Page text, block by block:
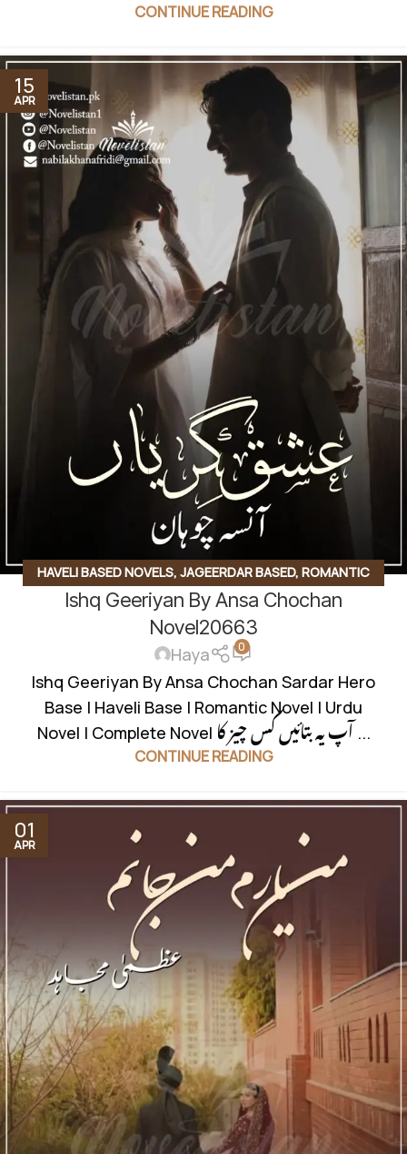
CONTINUE READING
15
APR
HAVELI BASED NOVELS, JAGEERDAR BASED, ROMANTIC
URDU NOVEL, RUDE HERO BASED
Ishq Geeriyan By Ansa Chochan
Novel20663
Haya 0
Ishq Geeriyan By Ansa Chochan Sardar Hero
Base | Haveli Base | Romantic Novel | Urdu
Novel | Complete Novel آپ یہ بتائیں کس چیز کا ...
CONTINUE READING
01
APR